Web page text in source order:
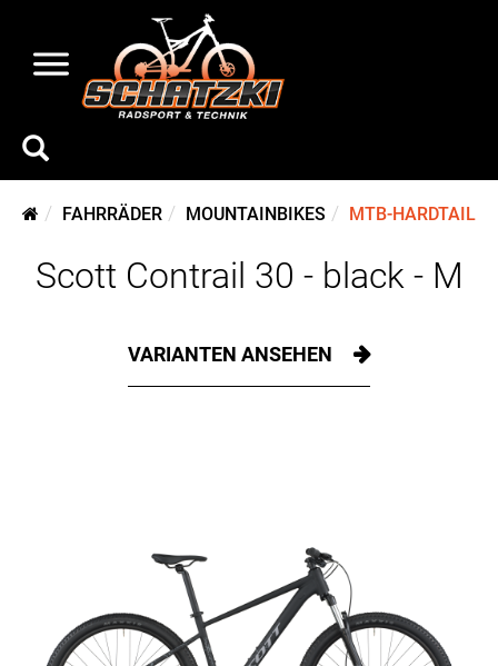
FAHRRÄDER MOUNTAINBIKES MTB-HARDTAIL
Scott Contrail 30 - black - M
VARIANTEN ANSEHEN